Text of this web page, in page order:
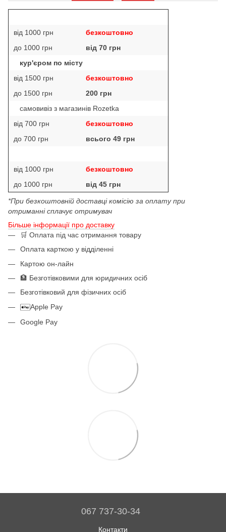
від 1000 грн
безкоштовно
до 1000 грн
від 70 грн
кур'єром по місту
від 1500 грн
безкоштовно
до 1500 грн
200 грн
самовивіз з магазинів Rozetka
від 700 грн
безкоштовно
до 700 грн
всього 49 грн
від 1000 грн
безкоштовно
до 1000 грн
від 45 грн
*При безкоштовній доставці комісію за оплату при
отриманні сплачує отримувач
Більше інформації про доставку
🛒 Оплата під час отримання товару
Оплата карткою у відділенні
Картою он-лайн
🏦 Безготівковими для юридичних осіб
Безготівковий для фізичних осіб
Apple Pay
Google Pay
067 737-30-34
Контакти